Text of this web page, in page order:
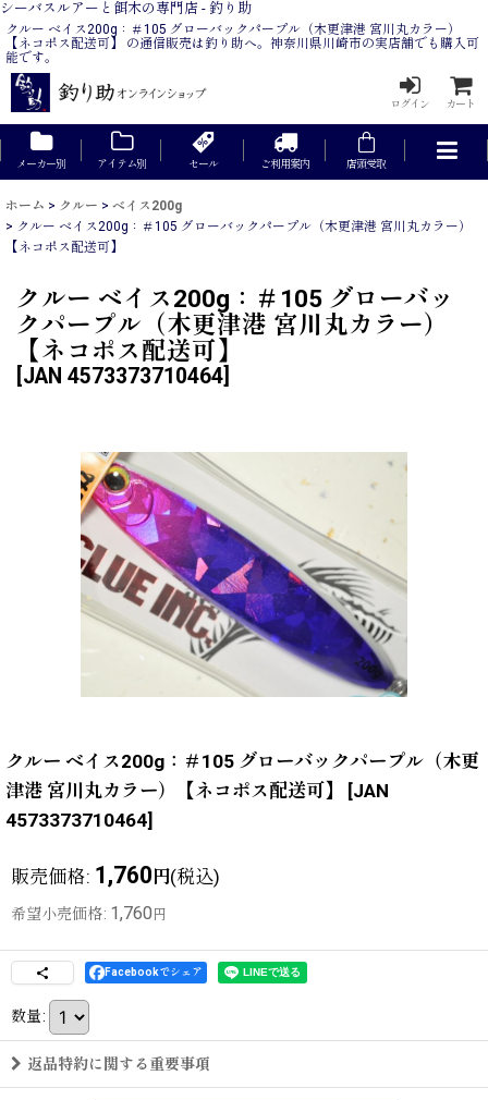
シーバスルアーと餌木の専門店 - 釣り助
クルー ベイス200g：＃105 グローバックパープル（木更津港 宮川丸カラー）
【ネコポス配送可】 の通信販売は釣り助へ。神奈川県川崎市の実店舗でも購入可
能です。
ログイン カート
メーカー別 アイテム別 セール ご利用案内 店頭受取
ホーム > クルー > ベイス200g
> クルー ベイス200g：＃105 グローバックパープル（木更津港 宮川丸カラー）
【ネコポス配送可】
クルー ベイス200g：＃105 グローバッ
クパープル（木更津港 宮川丸カラー）
【ネコポス配送可】
JAN 4573373710464
クルー ベイス200g：＃105 グローバックパープル（木更
津港 宮川丸カラー）【ネコポス配送可】
[JAN
4573373710464]
販売価格: 1,760円(税込)
希望小売価格: 1,760 円
Facebookでシェア
数量:
返品特約に関する重要事項